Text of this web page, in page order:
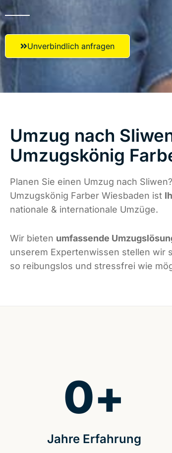
Unverbindlich anfragen
Umzug nach
Umzugskönig
Planen Sie einen Umzug nach
Umzugskönig Farber Wiesbaden ist
nationale & internationale Umzüge.
Wir bieten umfassende
unserem Expertenwissen stellen wir
so reibungslos und stressfrei wie
Jahre Erfahrung
0+